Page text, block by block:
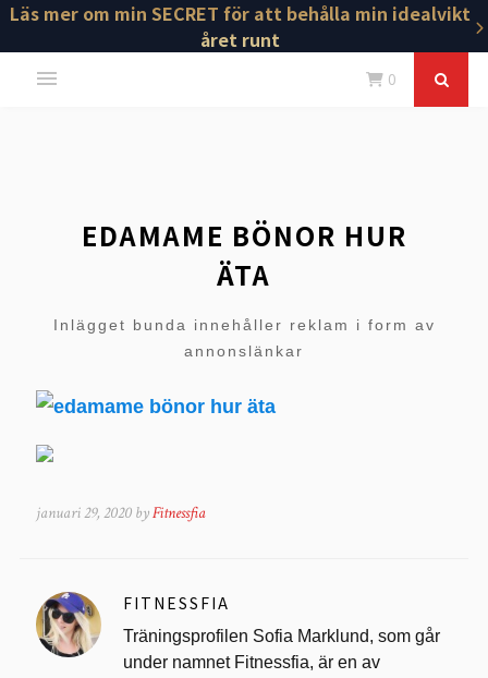
Läs mer om min SECRET för att behålla min idealvikt
året runt
0
EDAMAME BÖNOR HUR
ÄTA
Inlägget bunda innehåller reklam i form av
annonslänkar
januari 29, 2020 byFitnessfia
FITNESSFIA
Träningsprofilen Sofia Marklund, som går
under namnet Fitnessfia, är en av